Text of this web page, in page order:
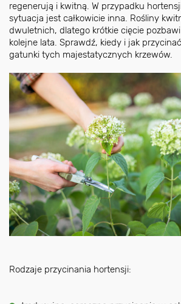
regenerują i kwitną. W przypadku
sytuacja jest całkowicie inna. Rośliny
dwuletnich, dlatego krótkie cięcie
kolejne lata. Sprawdź, kiedy i jak
gatunki tych majestatycznych krzewów.
Rodzaje przycinania hortensji: